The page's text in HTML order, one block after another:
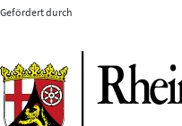
Gefördert durch